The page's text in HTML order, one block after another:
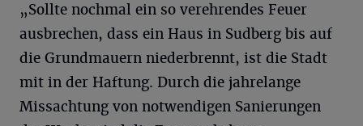
„Sollte nochmal ein so verehrendes Feuer
ausbrechen, dass ein Haus in Sudberg bis auf
die Grundmauern niederbrennt, ist die Stadt
mit in der Haftung. Durch die jahrelange
Missachtung von notwendigen Sanierungen